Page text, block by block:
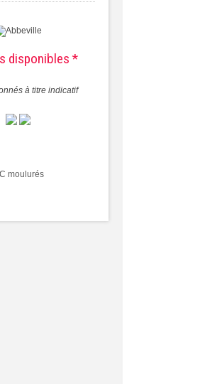
disponibles *
à titre indicatif
moulurés